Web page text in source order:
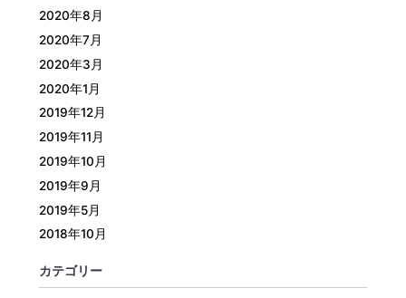
2020年8月
2020年7月
2020年3月
2020年1月
2019年12月
2019年11月
2019年10月
2019年9月
2019年5月
2018年10月
カテゴリー